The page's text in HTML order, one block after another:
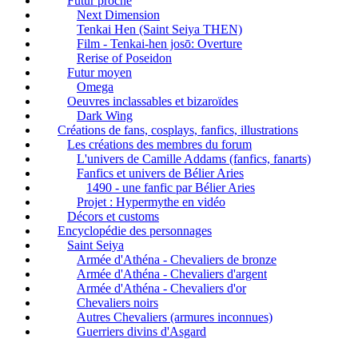
Next Dimension
Tenkai Hen (Saint Seiya THEN)
Film - Tenkai-hen josō: Overture
Rerise of Poseidon
Futur moyen
Omega
Oeuvres inclassables et bizaroïdes
Dark Wing
Créations de fans, cosplays, fanfics, illustrations
Les créations des membres du forum
L'univers de Camille Addams (fanfics, fanarts)
Fanfics et univers de Bélier Aries
1490 - une fanfic par Bélier Aries
Projet : Hypermythe en vidéo
Décors et customs
Encyclopédie des personnages
Saint Seiya
Armée d'Athéna - Chevaliers de bronze
Armée d'Athéna - Chevaliers d'argent
Armée d'Athéna - Chevaliers d'or
Chevaliers noirs
Autres Chevaliers (armures inconnues)
Guerriers divins d'Asgard